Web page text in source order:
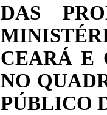
DAS
CEARÁ E
NO
PÚBLICO